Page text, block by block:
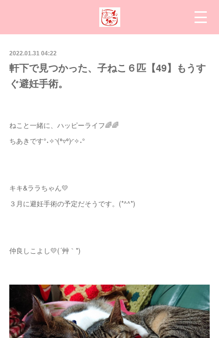
2022.01.31 04:22
軒下で見つかった、子ねこ６匹【49】もうす
ぐ避妊手術。
ねこと一緒に、ハッピーライフ🌈🌈
ちあきです°˖✧◝(⁰▿⁰)◜✧˖°
キキ&ララちゃん💛
３月に避妊手術の予定だそうです。(*^^*)
仲良しこよし💛(´艸｀*)